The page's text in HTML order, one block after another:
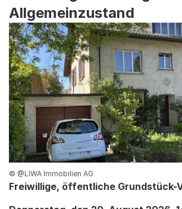
Allgemeinzustand
© @LIWA Immobilien AG
Freiwillige, öffentliche Grundstück-